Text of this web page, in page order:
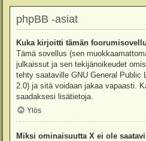
phpBB -asiat
Kuka kirjoitti tämän
Tämä sovellus (sen
julkaissut ja sen tekijänoikeudet
tehty saataville GNU General Public
2.0) ja sitä voidaan jakaa vapaasti.
saadaksesi lisätietoja.
Ylös
Miksi ominaisuutta X ei ole